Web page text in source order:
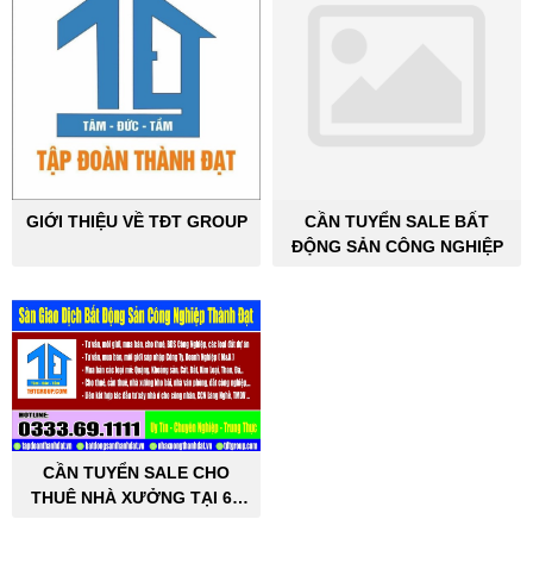
GIỚI THIỆU VỀ TĐT GROUP
CẦN TUYỂN SALE BẤT
ĐỘNG SẢN CÔNG NGHIỆP
CẦN TUYỂN SALE CHO
THUÊ NHÀ XƯỞNG TẠI 63